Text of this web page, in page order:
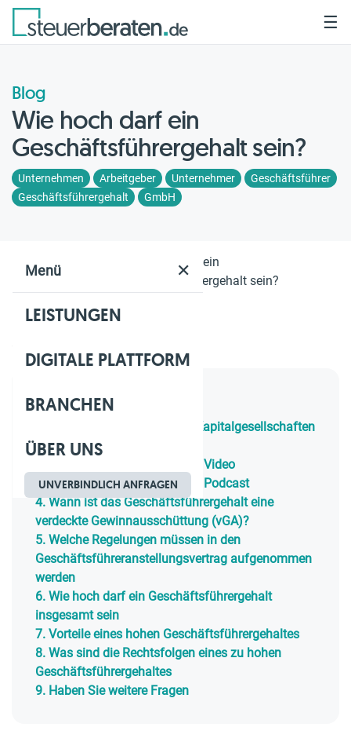
Menü ✕
LEISTUNGEN
DIGITALE PLATTFORM
BRANCHEN
ÜBER UNS
UNVERBINDLICH ANFRAGEN
☰
Blog
Wie hoch darf ein
Geschäftsführergehalt sein?
Unternehmen Arbeitgeber Unternehmer
Geschäftsführer
Geschäftsführergehalt
GmbH
Home
Wie hoch darf ein
Geschäftsführergehalt sein?
Inhaltsverzeichnis
Geschäftsführergehalt bei Kapitalgesellschaften
und Personengesellschaften
Alle Informationen in einem Video
3. Alle Informationen in einem Podcast
4. Wann ist das Geschäftsführergehalt eine
verdeckte Gewinnausschüttung (vGA)?
5. Welche Regelungen müssen in den
Geschäftsführeranstellungsvertrag aufgenommen
werden
6. Wie hoch darf ein Geschäftsführergehalt
insgesamt sein
7. Vorteile eines hohen Geschäftsführergehaltes
8. Was sind die Rechtsfolgen eines zu hohen
Geschäftsführergehaltes
9. Haben Sie weitere Fragen